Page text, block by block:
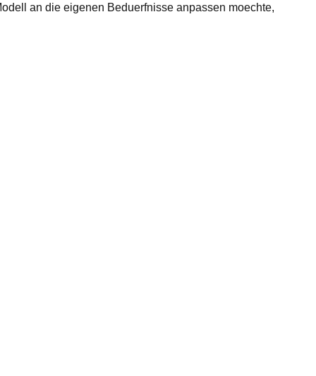
an die eigenen Beduerfnisse anpassen moechte,